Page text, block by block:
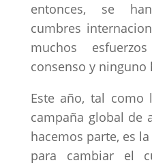
entonces, se
cumbres
muchos
consenso y ninguno
Este año, tal como
campaña global de
hacemos parte, es
para cambiar el